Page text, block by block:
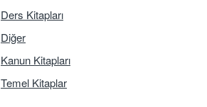
Ders Kitapları
Diğer
Kanun Kitapları
Temel Kitaplar